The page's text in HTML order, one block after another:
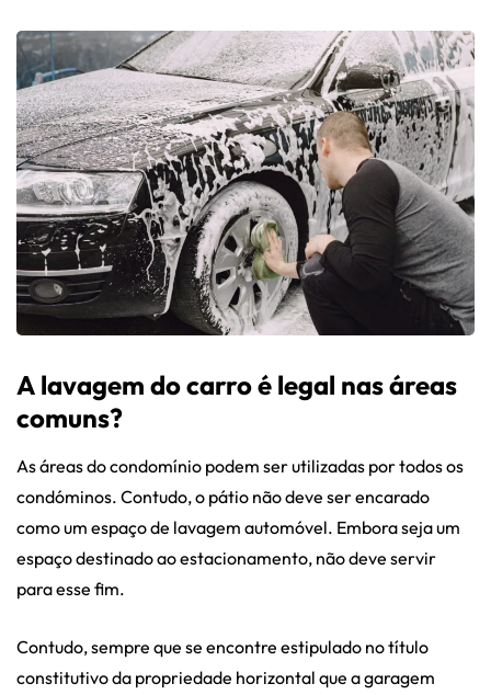
A lavagem do carro é legal nas áreas
comuns?
As áreas do condomínio podem ser utilizadas por todos os
condóminos. Contudo, o pátio não deve ser encarado
como um espaço de lavagem automóvel. Embora seja um
espaço destinado ao estacionamento, não deve servir
para esse fim.
Contudo, sempre que se encontre estipulado no título
constitutivo da propriedade horizontal que a garagem